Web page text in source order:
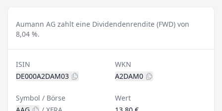
Aumann AG zahlt eine Dividendenrendite (FWD) von
8,04 %.
ISIN
DE000A2DAM03
WKN
A2DAM0
Symbol / Börse
Wert